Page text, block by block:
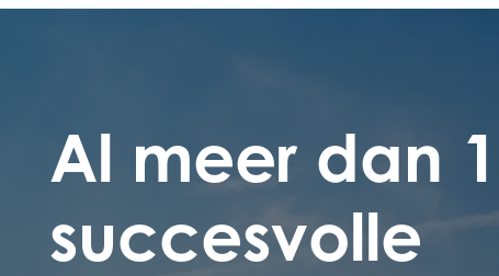
Al meer dan
succesvolle